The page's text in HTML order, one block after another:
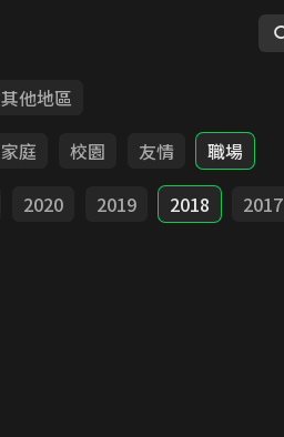
其他地區
家庭 校園 友情
職場
2020 2019 2018 2017